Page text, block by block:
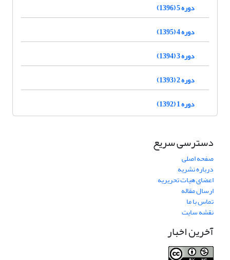
دوره 5 (1396)
دوره 4 (1395)
دوره 3 (1394)
دوره 2 (1393)
دوره 1 (1392)
دسترسی سریع
صفحه اصلی
درباره نشریه
اعضای هیات تحریریه
ارسال مقاله
تماس با ما
نقشه سایت
آخرین اخبار